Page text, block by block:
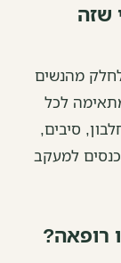
שזה
מהנשים
לכל
סיבים,
למעקב
רופאה?